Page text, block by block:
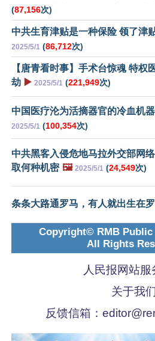
(87,156次)
中共生育津贴是一种保险 领了津
2025/5/1 (86,712次)
【唐青看时事】手术台惊魂 特权
劫 ▶️ 2025/5/1 (221,949次)
中国医疗沦为活摘器官的冷血机器
2025/5/1 (100,354次)
中共黑客入侵危地马拉外交部网
取何种机密 🖼️ 2025/5/1 (24,549次)
条条大路通罗马，有人就出生在
Copyright© RMB Public
All Rights
人民报网站服
关于我们
反馈信箱：